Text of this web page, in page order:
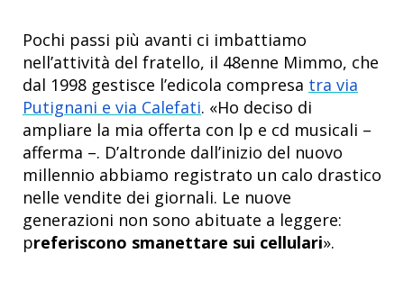
Pochi passi più avanti ci imbattiamo
nell’attività del fratello, il 48enne Mimmo, che
dal 1998 gestisce l’edicola compresa tra via
Putignani e via Calefati. «Ho deciso di
ampliare la mia offerta con lp e cd musicali –
afferma –. D’altronde dall’inizio del nuovo
millennio abbiamo registrato un calo drastico
nelle vendite dei giornali. Le nuove
generazioni non sono abituate a leggere:
preferiscono smanettare sui cellulari».